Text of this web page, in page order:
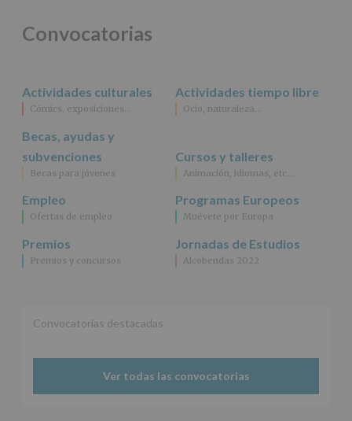
Convocatorias
Actividades culturales
Cómics, exposiciones…
Actividades tiempo libre
Ocio, naturaleza…
Becas, ayudas y
subvenciones
Becas para jóvenes
Cursos y talleres
Animación, idiomas, etc…
Empleo
Ofertas de empleo
Programas Europeos
Muévete por Europa
Premios
Premios y concursos
Jornadas de Estudios
Alcobendas 2022
Convocatorias destacadas
Ver todas las convocatorias